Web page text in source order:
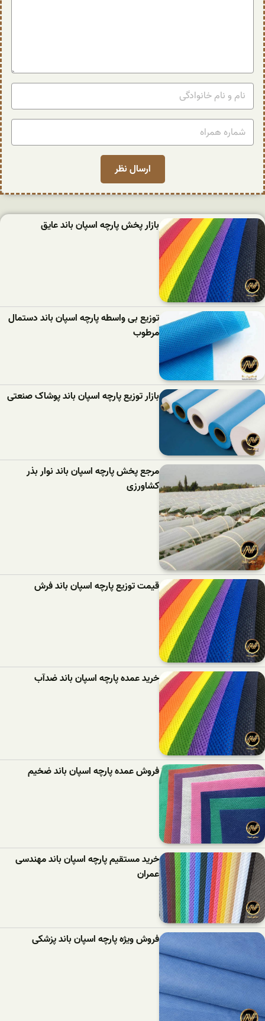
بازار پخش پارچه اسپان باند عایق
توزیع بی واسطه پارچه اسپان باند دستمال
مرطوب
بازار توزیع پارچه اسپان باند پوشاک صنعتی
مرجع پخش پارچه اسپان باند نوار بذر
کشاورزی
قیمت توزیع پارچه اسپان باند فرش
خرید عمده پارچه اسپان باند ضدآب
فروش عمده پارچه اسپان باند ضخیم
خرید مستقیم پارچه اسپان باند مهندسی
عمران
فروش ویژه پارچه اسپان باند پزشکی